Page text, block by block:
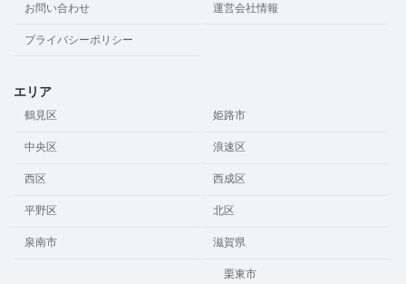
お問い合わせ 運営会社情報
プライバシーポリシー
エリア
鶴見区 姫路市
中央区 浪速区
西区 西成区
平野区 北区
泉南市 滋賀県
栗東市